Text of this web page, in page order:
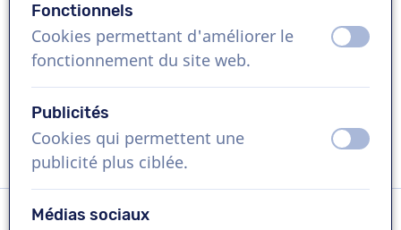
US$ 304,95
Vidéo d'entreprise , 1 - 250 mots
Demandez une démo gratuite
Fonctionnels
Cookies permettant d'améliorer le
fonctionnement du site web.
éteint
Publicités
Cookies qui permettent une
publicité plus ciblée.
éteint
Médias sociaux